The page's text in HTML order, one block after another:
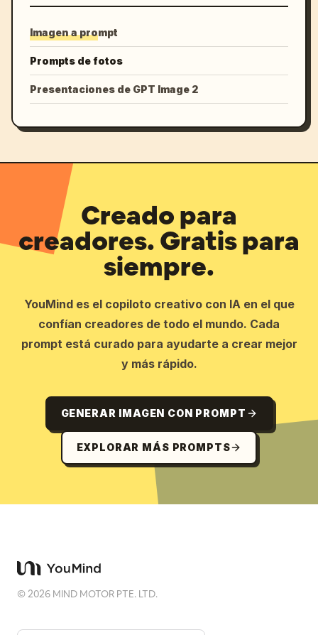
Imagen a prompt
Prompts de fotos
Presentaciones de GPT Image 2
Creado para
creadores. Gratis para
siempre.
YouMind es el copiloto creativo con IA en el que
confían creadores de todo el mundo. Cada
prompt está curado para ayudarte a crear mejor
y más rápido.
GENERAR IMAGEN CON PROMPT
EXPLORAR MÁS PROMPTS
©2026 MIND MOTOR PTE. LTD.